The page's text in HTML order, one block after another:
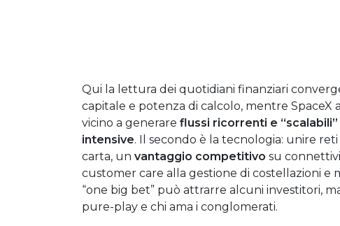
Qui la lettura dei quotidiani finanziari
capitale e potenza di calcolo, mentre
vicino a generare flussi ricorrenti e “scalabili”
intensive. Il secondo è la tecnologia: unire
carta, un vantaggio competitivo su
customer care alla gestione di costellazioni e
“one big bet” può attrarre alcuni investitori,
pure-play e chi ama i conglomerati.